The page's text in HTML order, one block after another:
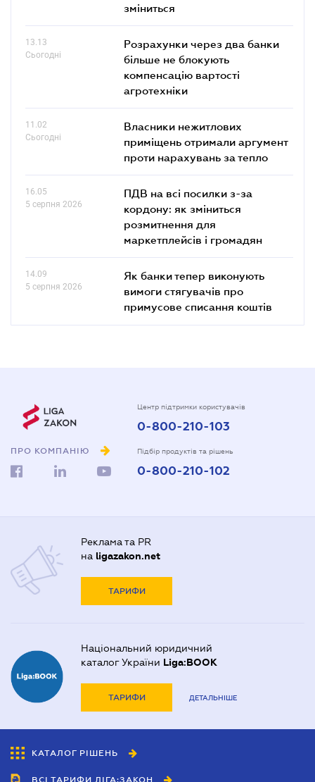
зміниться
13.13
Сьогодні
Розрахунки через два банки
більше не блокують
компенсацію вартості
агротехніки
11.02
Сьогодні
Власники нежитлових
приміщень отримали аргумент
проти нарахувань за тепло
16.05
5 серпня 2026
ПДВ на всі посилки з-за
кордону: як зміниться
розмитнення для
маркетплейсів і громадян
14.09
5 серпня 2026
Як банки тепер виконують
вимоги стягувачів про
примусове списання коштів
ПРО КОМПАНІЮ
Центр підтримки користувачів
0-800-210-103
Підбір продуктів та рішень
0-800-210-102
Реклама та PR
на ligazakon.net
ТАРИФИ
Національний юридичний
каталог України Liga:BOOK
ТАРИФИ ДЕТАЛЬНІШЕ
КАТАЛОГ РІШЕНЬ
ВСІ ТАРИФИ ЛІГА:ЗАКОН